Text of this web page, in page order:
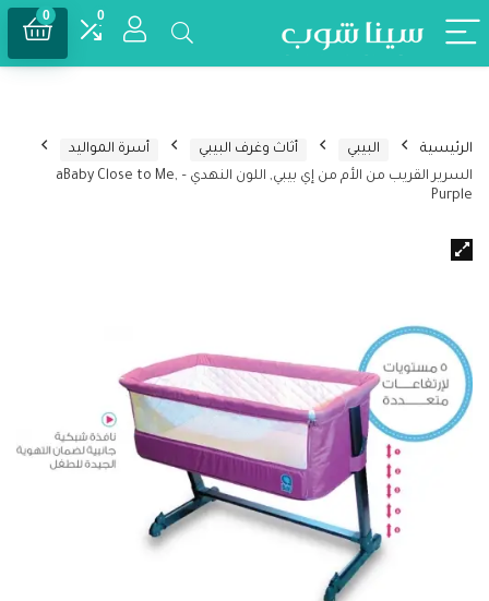
0
0
الرئيسية البيبي أثاث وغرف البيبي
أسرة المواليد
السرير القريب من الأم من إي بيبي, اللون النهدي – aBaby Close to Me,
Purple